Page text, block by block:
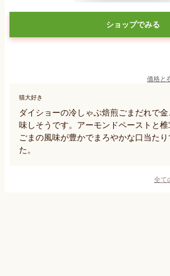
ショップでみる
価格と
猫大好き
ダイショーの冷しゃぶ焙煎ごまだれで
味しそうです。アーモンドペーストと椎
ごまの風味が豊かでまろやかな口当た
た。
全て